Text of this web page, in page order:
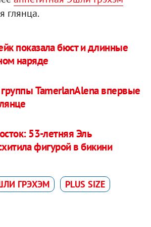
глянца.
показала бюст и длинные
наряде
группы TamerlanAlena впервые
53-летняя Эль
фигурой в бикини
ГРЭХЭМ PLUS SIZE